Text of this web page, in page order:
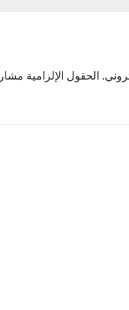
الحقول الإلزامية مشار